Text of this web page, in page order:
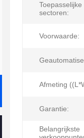
Toepasselijke
sectoren:
Voorwaarde:
Afmeting
Garantie:
Belangrijkste